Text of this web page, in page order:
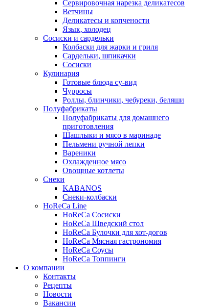
Сервировочная нарезка деликатесов
Ветчины
Деликатесы и копчености
Язык, холодец
Сосиски и сардельки
Колбаски для жарки и гриля
Сардельки, шпикачки
Сосиски
Кулинария
Готовые блюда су-вид
Чурросы
Роллы, блинчики, чебуреки, беляши
Полуфабрикаты
Полуфабрикаты для домашнего
приготовления
Шашлыки и мясо в маринаде
Пельмени ручной лепки
Вареники
Охлажденное мясо
Овощные котлеты
Снеки
KABANOS
Снеки-колбаски
HoReCa Line
HoReCa Сосиски
HoReCa Шведский стол
HoReCa Булочки для хот-догов
HoReCa Мясная гастрономия
HoReCa Соусы
HoReCa Топпинги
О компании
Контакты
Рецепты
Новости
Вакансии